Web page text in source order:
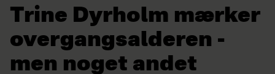
Trine Dyrholm mærker
overgangsalderen -
men noget andet